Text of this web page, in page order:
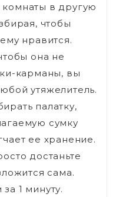
в другую
чтобы
нравится.
она не
карманы, вы
утяжелитель.
палатку,
сумку
ее хранение.
достаньте
сама.
1 минуту.